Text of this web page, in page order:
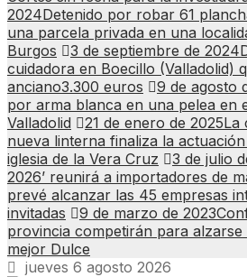
2024Detenido por robar 61
una parcela privada en una
Burgos
3 de septiembre de 2024
cuidadora en Boecillo (Valladolid)
anciano3.300 euros
9 de agosto
por arma blanca en una pelea en
Valladolid
21 de enero de 2025La
nueva linterna finaliza la
iglesia de la Vera Cruz
3 de julio
2026’ reunirá a importadores de
prevé alcanzar las 45 empresas
invitadas
9 de marzo de 2023
provincia competirán para
mejor Dulce
jueves 6 agosto 2026